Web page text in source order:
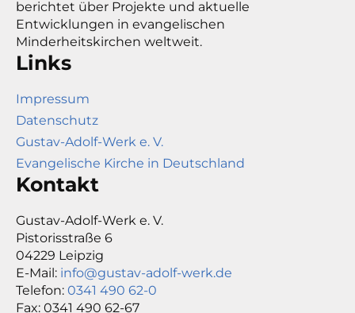
berichtet über Projekte und aktuelle
Entwicklungen in evangelischen
Minderheitskirchen weltweit.
Links
Impressum
Datenschutz
Gustav-Adolf-Werk e. V.
Evangelische Kirche in Deutschland
Kontakt
Gustav-Adolf-Werk e. V.
Pistorisstraße 6
04229 Leipzig
E-Mail: info@gustav-adolf-werk.de
Telefon: 0341 490 62-0
Fax: 0341 490 62-67